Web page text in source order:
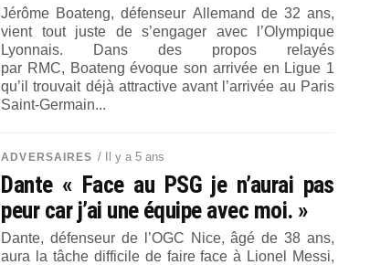
Jérôme Boateng, défenseur Allemand de 32 ans,
vient tout juste de s’engager avec l’Olympique
Lyonnais. Dans des propos relayés
par RMC, Boateng évoque son arrivée en Ligue 1
qu’il trouvait déjà attractive avant l’arrivée au Paris
Saint-Germain...
ADVERSAIRES / Il y a 5 ans
Dante « Face au PSG je n’aurai pas
peur car j’ai une équipe avec moi. »
Dante, défenseur de l’OGC Nice, âgé de 38 ans,
aura la tâche difficile de faire face à Lionel Messi,